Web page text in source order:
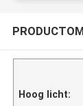
Hoog licht: